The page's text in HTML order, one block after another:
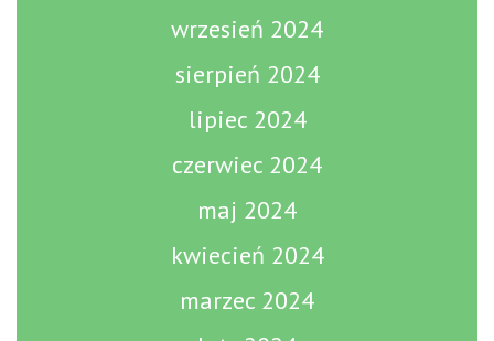
wrzesień 2024
sierpień 2024
lipiec 2024
czerwiec 2024
maj 2024
kwiecień 2024
marzec 2024